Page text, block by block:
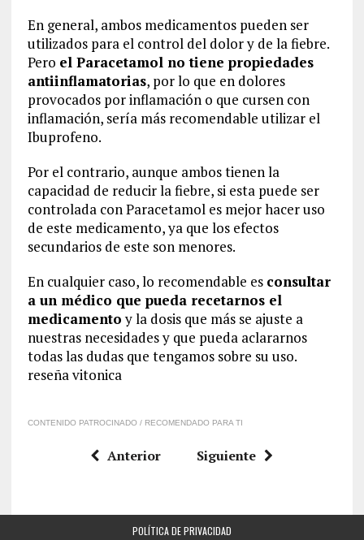
En general, ambos medicamentos pueden ser
utilizados para el control del dolor y de la fiebre.
Pero el Paracetamol no tiene propiedades
antiinflamatorias, por lo que en dolores
provocados por inflamación o que cursen con
inflamación, sería más recomendable utilizar el
Ibuprofeno.
Por el contrario, aunque ambos tienen la
capacidad de reducir la fiebre, si esta puede ser
controlada con Paracetamol es mejor hacer uso
de este medicamento, ya que los efectos
secundarios de este son menores.
En cualquier caso, lo recomendable es consultar
a un médico que pueda recetarnos el
medicamentoy la dosis que más se ajuste a
nuestras necesidades y que pueda aclararnos
todas las dudas que tengamos sobre su uso.
reseña vitonica
CONTENIDO PATROCINADO / RECOMENDADO PARA TI
Anterior Siguiente
POLÍTICA DE PRIVACIDAD